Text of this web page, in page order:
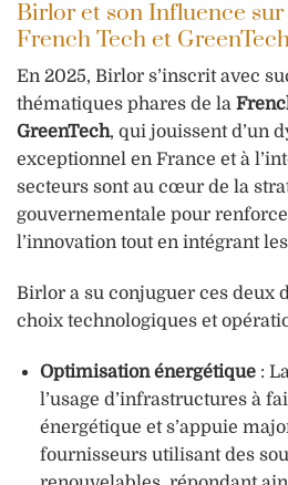
Birlor et son Influence sur
French Tech et
En 2025, Birlor s’inscrit avec
thématiques phares de la
GreenTech, qui jouissent d’un
exceptionnel en France et à
secteurs sont au cœur de la
gouvernementale pour
l’innovation tout en intégrant
Birlor a su conjuguer ces deux
choix technologiques et
Optimisation énergétique:
l’usage d’infrastructures à
énergétique et s’appuie
fournisseurs utilisant des